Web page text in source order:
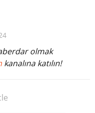
olmak
kanalına katılın!